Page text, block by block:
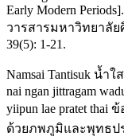
Early Modern
วารสารมหาวิทยาลัย
39(5): 1-21.
Namsai Tantisuk น้ำใ
nai ngan jittragam
yiipun lae pratet thai
ด้วยภพภูมิและพุทธป